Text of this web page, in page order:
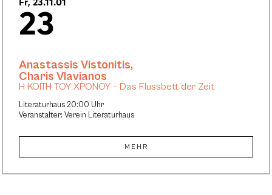
Fr, 23.11.01
23
Literaturhaus 20:00 Uhr
Veranstalter: Verein Literaturhaus
Anastassis Vistonitis,
Charis Vlavianos
H KOITH TOY XPONOY – Das Flussbett der Zeit
MEHR